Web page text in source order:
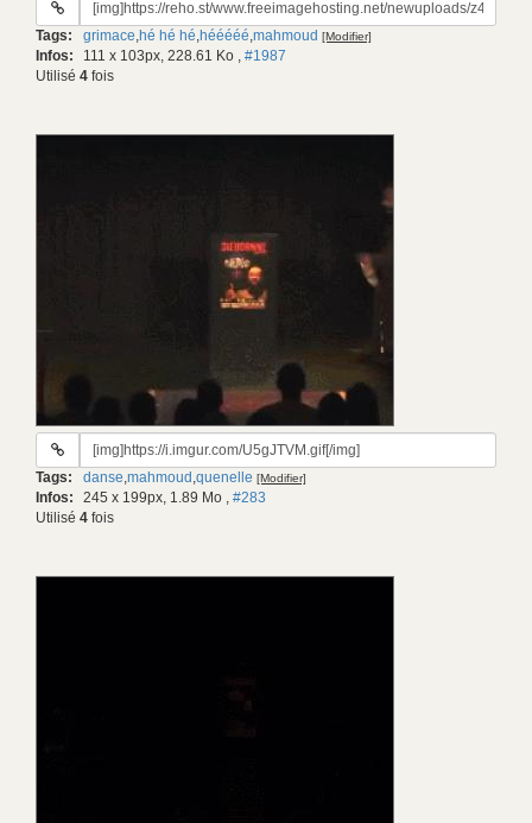
gif:
Tags: grimace,hé hé hé,hééééé,mahmoud [Modifier]
Infos: 111 x 103px, 228.61 Ko , #1987
Utilisé 4 fois
URL
gif:
Tags: danse,mahmoud ,quenelle [Modifier]
Infos: 245 x 199px, 1.89 Mo , #283
Utilisé 4 fois